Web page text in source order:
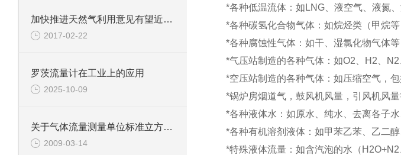
加快推进天然气利用意见有望近期出台
2017-02-22
罗茨流量计在工业上的应用
2025-10-09
关于气体流量测量单位标准立方米的意义
2009-03-14
*各种低温流体：如 LNG、液空气、液氮
*各种碳氢化合物气体：如烷烃类（甲烷
*各种腐蚀性气体：如干、湿氯化物气体等
*气压站制造的各种气体：如O2 H 2 N 2
*空压站制造的各种气体：如压缩空气，
*锅炉房烟道气，鼓风机风量，引风机风量
*各种液体水：如原水、纯水、去离各子
*各种有机溶剂液体：如甲苯乙苯、乙二醇
*特殊液体流量：如含汽泡的水（ H 2O+N 2